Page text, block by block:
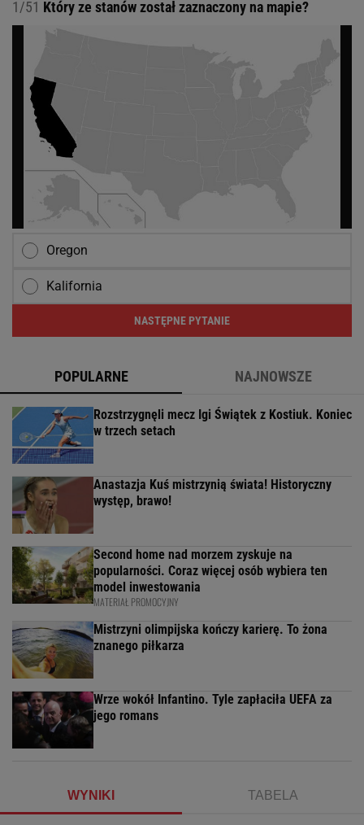
1/51 Który ze stanów został zaznaczony na mapie?
Oregon
Kalifornia
NASTĘPNE PYTANIE
POPULARNE NAJNOWSZE
Rozstrzygnęli mecz Igi Świątek z Kostiuk. Koniec
w trzech setach
Anastazja Kuś mistrzynią świata! Historyczny
występ, brawo!
Second home nad morzem zyskuje na
popularności. Coraz więcej osób wybiera ten
model inwestowania
MATERIAŁ PROMOCYJNY
Mistrzyni olimpijska kończy karierę. To żona
znanego piłkarza
Wrze wokół Infantino. Tyle zapłaciła UEFA za
jego romans
WYNIKI TABELA